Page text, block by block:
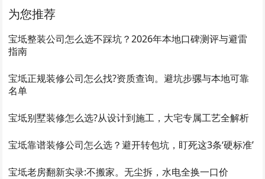
为您推荐
宝坻整装公司怎么选不踩坑？2026年本地口碑测评与避雷
指南
宝坻正规装修公司怎么找?资质查询。避坑步骡与本地可靠
名单
宝坻别墅装修怎么选?从设计到施工，大宅专属工艺全解析
宝坻靠谱装修公司怎么选？避开转包坑，盯死这3条‘硬标准’
宝坻老房翻新实录:不搬家。无尘拆，水电全换一口价